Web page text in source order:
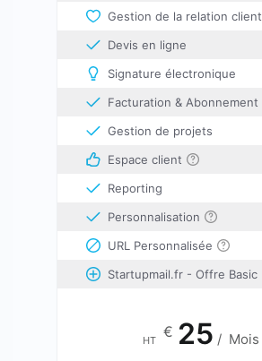
Gestion de la relation client
Devis en ligne
Signature électronique
Facturation & Abonnement
Gestion de projets
Espace client
Reporting
Personnalisation
URL Personnalisée
Startupmail.fr - Offre Basic
HT € 25 / Mois